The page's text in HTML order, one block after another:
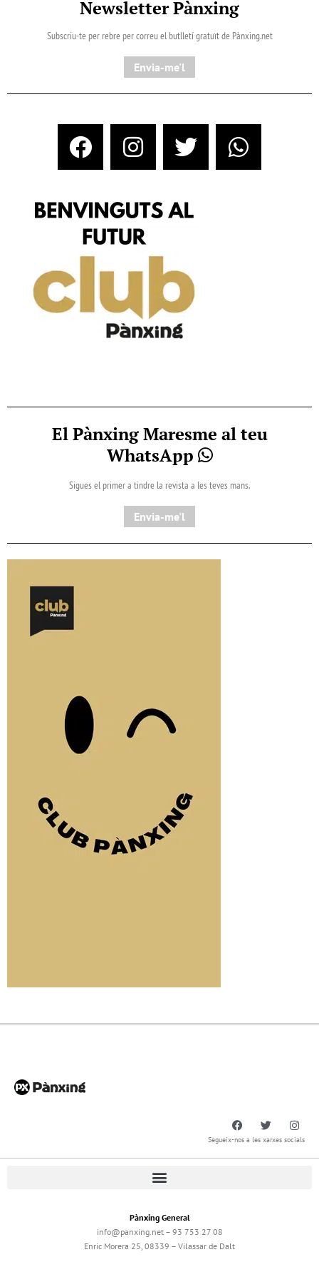
Newsletter Pànxing
Subscriu-te per rebre per correu el butlletí gratuït de Pànxing.net​
Envia-me'l
El Pànxing Maresme al teu
WhatsApp
Sigues el primer a tindre la revista a les teves mans.
Envia-me'l
Segueix-nos a les xarxes socials
Pànxing General
info@panxing.net – 93 753 27 08
Enric Morera 25, 08339 – Vilassar de Dalt